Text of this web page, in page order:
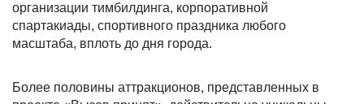
организации тимбилдинга, корпоративной
спартакиады, спортивного праздника любого
масштаба, вплоть до дня города.
Более половины аттракционов, представленных в